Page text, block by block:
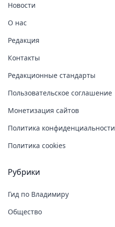
Новости
О нас
Редакция
Контакты
Редакционные стандарты
Пользовательское соглашение
Монетизация сайтов
Политика конфиденциальности
Политика cookies
Рубрики
Гид по Владимиру
Общество